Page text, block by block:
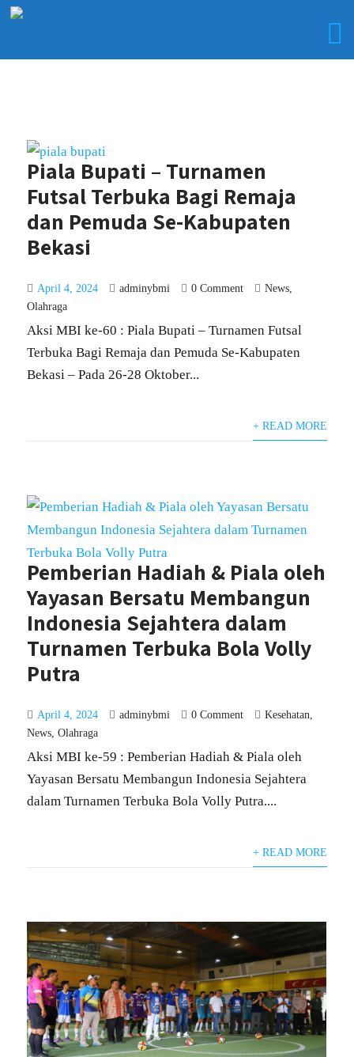
Piala Bupati – Turnamen
Futsal Terbuka Bagi Remaja
dan Pemuda Se-Kabupaten
Bekasi
April 4, 2024 adminybmi 0 Comment News,
Olahraga
Aksi MBI ke-60 : Piala Bupati – Turnamen Futsal
Terbuka Bagi Remaja dan Pemuda Se-Kabupaten
Bekasi – Pada 26-28 Oktober...
+ READ MORE
Pemberian Hadiah & Piala oleh
Yayasan Bersatu Membangun
Indonesia Sejahtera dalam
Turnamen Terbuka Bola Volly
Putra
April 4, 2024 adminybmi 0 Comment Kesehatan,
News,Olahraga
Aksi MBI ke-59 : Pemberian Hadiah & Piala oleh
Yayasan Bersatu Membangun Indonesia Sejahtera
dalam Turnamen Terbuka Bola Volly Putra....
+ READ MORE